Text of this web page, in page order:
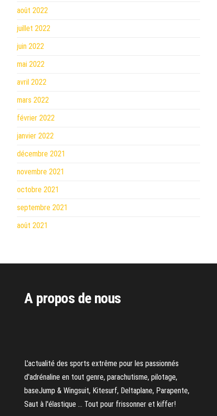
août 2022
juillet 2022
juin 2022
mai 2022
avril 2022
mars 2022
février 2022
janvier 2022
décembre 2021
novembre 2021
octobre 2021
septembre 2021
août 2021
A propos de nous
L'actualité des sports extrême pour les passionnés
d'adrénaline en tout genre, parachutisme, pilotage,
baseJump & Wingsuit, Kitesurf, Deltaplane, Parapente,
Saut à l'élastique ... Tout pour frissonner et kiffer!